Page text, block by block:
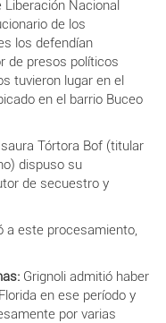
Nacional
de los
los defendían
de presos políticos
tuvieron lugar en el
en el barrio Buceo
Tórtora Bof (titular
dispuso su
de secuestro y
a este procesamiento,
Grignoli admitió haber
en ese período y
por varias